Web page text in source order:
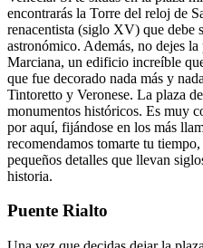
encontrarás la Torre del reloj de
renacentista (siglo XV) que debe
astronómico. Además, no dejes
Marciana, un edificio increíble
que fue decorado nada más y
Tintoretto y Veronese. La plaza
monumentos históricos. Es muy
por aquí, fijándose en los más
recomendamos tomarte tu
pequeños detalles que llevan
historia.
Puente Rialto